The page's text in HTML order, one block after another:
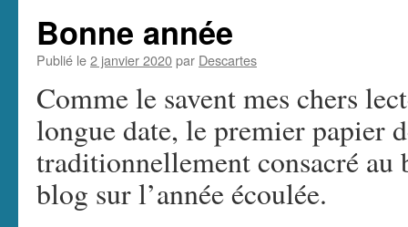
Bonne année
Publié le2 janvier 2020par Descartes
Comme le savent mes chers
longue date, le premier papier
traditionnellement consacré
blog sur l’année écoulée.